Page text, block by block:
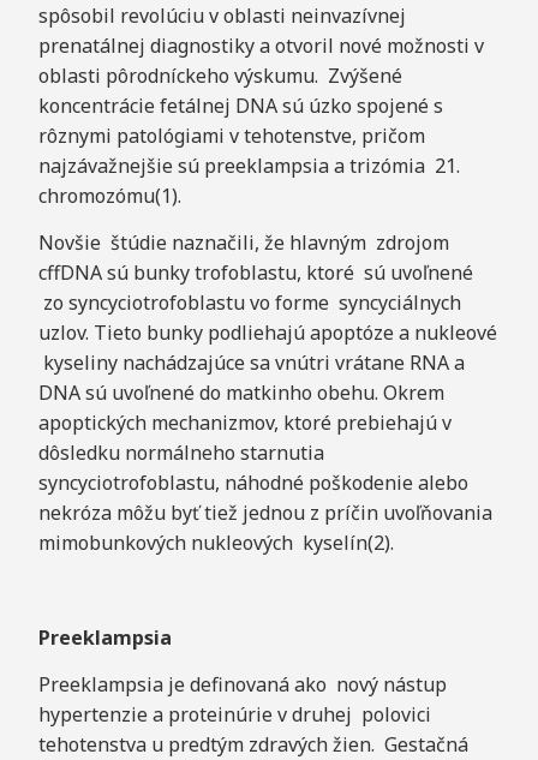
spôsobil revolúciu v oblasti neinvazívnej
prenatálnej diagnostiky a otvoril nové možnosti v
oblasti pôrodníckeho výskumu. Zvýšené
koncentrácie fetálnej DNA sú úzko spojené s
rôznymi patológiami v tehotenstve, pričom
najzávažnejšie sú preeklampsia a trizómia 21.
chromozómu(1).
Novšie štúdie naznačili, že hlavným zdrojom
cffDNA sú bunky trofoblastu, ktoré sú uvoľnené
zo syncyciotrofoblastu vo forme syncyciálnych
uzlov. Tieto bunky podliehajú apoptóze a nukleové
kyseliny nachádzajúce sa vnútri vrátane RNA a
DNA sú uvoľnené do matkinho obehu. Okrem
apoptických mechanizmov, ktoré prebiehajú v
dôsledku normálneho starnutia
syncyciotrofoblastu, náhodné poškodenie alebo
nekróza môžu byť tiež jednou z príčin uvoľňovania
mimobunkových nukleových kyselín(2).
Preeklampsia
Preeklampsia je definovaná ako nový nástup
hypertenzie a proteinúrie v druhej polovici
tehotenstva u predtým zdravých žien. Gestačná